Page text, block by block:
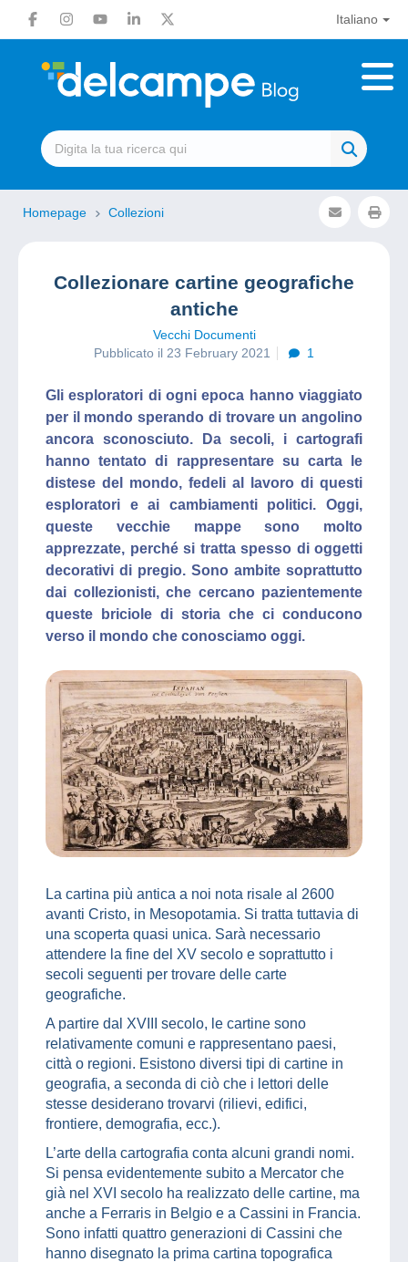
Italiano
Homepage Collezioni
Collezionare cartine geografiche
antiche
Vecchi Documenti
Pubblicato il 23 February 2021
1
Gli esploratori di ogni epoca hanno viaggiato
per il mondo sperando di trovare un angolino
ancora sconosciuto. Da secoli, i cartografi
hanno tentato di rappresentare su carta le
distese del mondo, fedeli al lavoro di questi
esploratori e ai cambiamenti politici. Oggi,
queste vecchie mappe sono molto
apprezzate, perché si tratta spesso di oggetti
decorativi di pregio. Sono ambite soprattutto
dai collezionisti, che cercano pazientemente
queste briciole di storia che ci conducono
verso il mondo che conosciamo oggi.
La cartina più antica a noi nota risale al 2600
avanti Cristo, in Mesopotamia. Si tratta tuttavia di
una scoperta quasi unica. Sarà necessario
attendere la fine del XV secolo e soprattutto i
secoli seguenti per trovare delle carte
geografiche.
A partire dal XVIII secolo, le cartine sono
relativamente comuni e rappresentano paesi,
città o regioni. Esistono diversi tipi di cartine in
geografia, a seconda di ciò che i lettori delle
stesse desiderano trovarvi (rilievi, edifici,
frontiere, demografia, ecc.).
L’arte della cartografia conta alcuni grandi nomi.
Si pensa evidentemente subito a Mercator che
già nel XVI secolo ha realizzato delle cartine, ma
anche a Ferraris in Belgio e a Cassini in Francia.
Sono infatti quattro generazioni di Cassini che
hanno disegnato la prima cartina topografica